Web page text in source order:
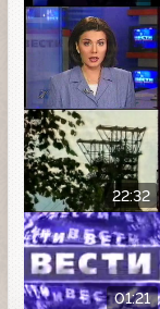
22:32
01:21